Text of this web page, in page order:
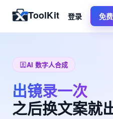
ToolKit 登录 免
AI 数字人合成
出镜录一次
之后换文案就